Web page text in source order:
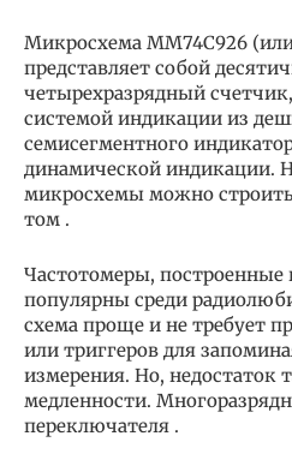
Микросхема ММ74С926 (или
представляет собой
четырехразрядный
системой индикации из
семисегментного
динамической индикации.
микросхемы можно
том .
Частотомеры, построенные
популярны среди
схема проще и не требует
или триггеров для
измерения. Но, недостаток
медленности.
переключателя .